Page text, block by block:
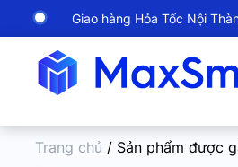
Giao hàng Hỏa Tốc Nội
Trang chủ / Sản phẩm được